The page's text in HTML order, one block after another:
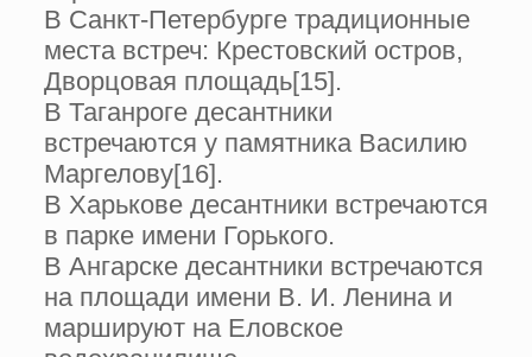
В Санкт-Петербурге традиционные
места встреч: Крестовский остров,
Дворцовая площадь[15].
В Таганроге десантники
встречаются у памятника Василию
Маргелову[16].
В Харькове десантники встречаются
в парке имени Горького.
В Ангарске десантники встречаются
на площади имени В. И. Ленина и
маршируют на Еловское